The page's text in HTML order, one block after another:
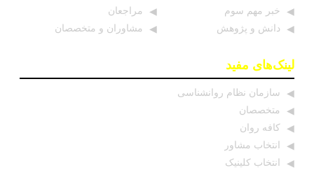
خبر مهم سوم
دانش و پژوهش
مراجعان
مشاوران و متخصصان
لینک‌های مفید
سازمان نظام روانشناسی
متخصصان
کافه روان
انتخاب مشاور
انتخاب کلینیک